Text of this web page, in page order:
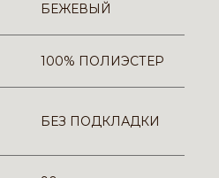
БЕЖЕВЫЙ
100% ПОЛИЭСТЕР
БЕЗ ПОДКЛАДКИ